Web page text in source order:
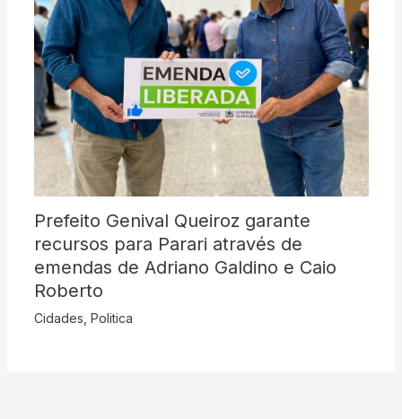
Prefeito Genival Queiroz garante
recursos para Parari através de
emendas de Adriano Galdino e Caio
Roberto
Cidades Politica